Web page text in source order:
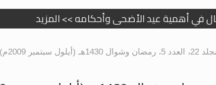
في أهمية عيد الأضحى وأحكامه >> المزيد
حِكم، وأهداف >> المزيد
وشوال 1430هـ (أيلول سبتمبر 2009م)